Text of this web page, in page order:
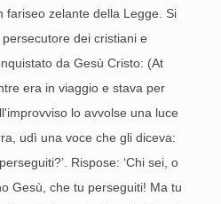
fariseo zelante della Legge. Si
dei cristiani e
da Gesù Cristo: (At
era in viaggio e stava per
lo avvolse una luce
udì una voce che gli diceva:
Rispose: ‘Chi sei, o
Gesù, che tu perseguiti! Ma tu